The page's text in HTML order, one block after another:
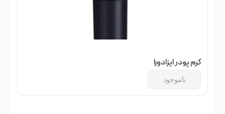
کرم پودر ایزادورا
ناموجود